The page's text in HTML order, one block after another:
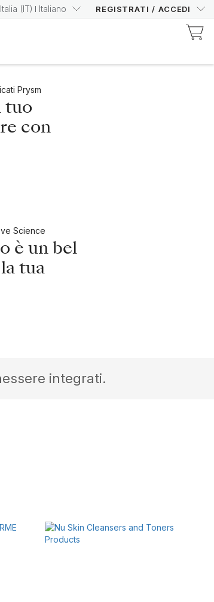
Italia (IT) Italiano REGISTRATI / ACCEDI
Prysm
tuo
con
Science
è un bel
tua
integrati.